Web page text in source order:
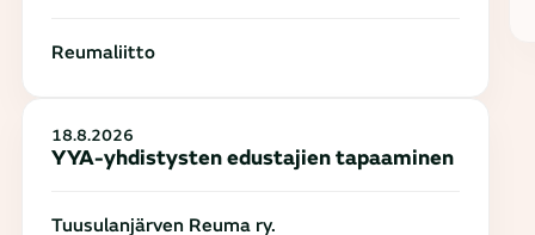
Reumaliitto
18.8.2026
YYA-yhdistysten edustajien tapaaminen
Tuusulanjärven Reuma ry.